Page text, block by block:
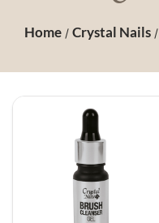
Home / Crystal Nails /